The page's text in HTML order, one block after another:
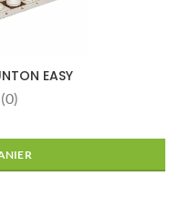
EASY
(0)